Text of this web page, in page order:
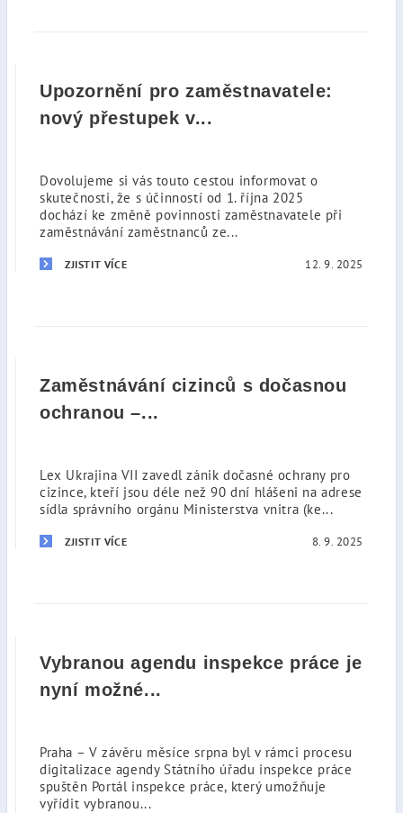
Upozornění pro zaměstnavatele:
nový přestupek v...
Dovolujeme si vás touto cestou informovat o
skutečnosti, že s účinností od 1. října 2025
dochází ke změně povinnosti zaměstnavatele při
zaměstnávání zaměstnanců ze...
ZJISTIT VÍCE 12. 9. 2025
Zaměstnávání cizinců s dočasnou
ochranou –...
Lex Ukrajina VII zavedl zánik dočasné ochrany pro
cizince, kteří jsou déle než 90 dní hlášeni na adrese
sídla správního orgánu Ministerstva vnitra (ke...
ZJISTIT VÍCE 8. 9. 2025
Vybranou agendu inspekce práce je
nyní možné...
Praha – V závěru měsíce srpna byl v rámci procesu
digitalizace agendy Státního úřadu inspekce práce
spuštěn Portál inspekce práce, který umožňuje
vyřídit vybranou...